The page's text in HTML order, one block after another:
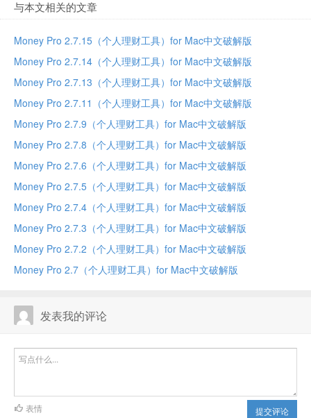
与本文相关的文章
Money Pro 2.7.15（个人理财工具）for Mac中文破解版
Money Pro 2.7.14（个人理财工具）for Mac中文破解版
Money Pro 2.7.13（个人理财工具）for Mac中文破解版
Money Pro 2.7.11（个人理财工具）for Mac中文破解版
Money Pro 2.7.9（个人理财工具）for Mac中文破解版
Money Pro 2.7.8（个人理财工具）for Mac中文破解版
Money Pro 2.7.6（个人理财工具）for Mac中文破解版
Money Pro 2.7.5（个人理财工具）for Mac中文破解版
Money Pro 2.7.4（个人理财工具）for Mac中文破解版
Money Pro 2.7.3（个人理财工具）for Mac中文破解版
Money Pro 2.7.2（个人理财工具）for Mac中文破解版
Money Pro 2.7（个人理财工具）for Mac中文破解版
发表我的评论
提交评论
表情